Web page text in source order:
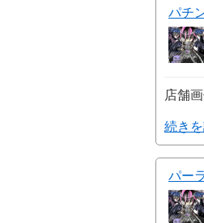
パチ
店舗
続き
パー